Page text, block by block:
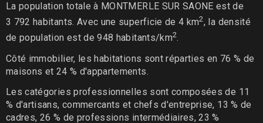
La population totale à MONTMERLE SUR SAONE est de
3 792 habitants. Avec une superficie de 4 km2, la densité
de population est de 948 habitants/km2.
Côté immobilier, les habitations sont réparties en 76 % de
maisons et 24 % d'appartements.
Les catégories professionnelles sont composées de 11
% d'artisans, commercants et chefs d'entreprise, 13 % de
cadres, 26 % de professions intermédiaires, 23 %